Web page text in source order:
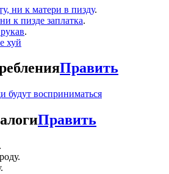
ни к матери в пизду.
к пизде заплатка.
.
хуй
Править
будут восприниматься
Править